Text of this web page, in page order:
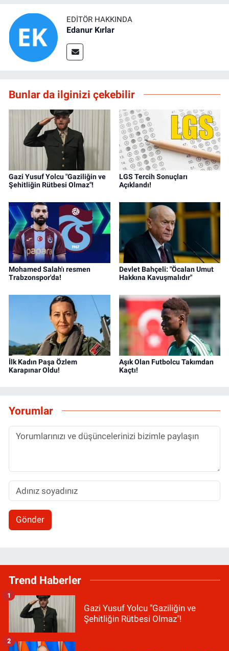
EDITÖR HAKKINDA
Edanur Kırlar
Bunlar da ilginizi çekebilir
Gazi Yusuf Yolcu "Gaziliğin ve
Şehitliğin Rütbesi Olmaz"!
LGS Tercih Sonuçları
Açıklandı!
Mohamed Salah'ı resmen
Trabzonspor'da!
Devlet Bahçeli: "Öcalan Umut
Hakkına Kavuşmalıdır"
İlk Kadın Paşa Özlem
Karapınar Oldu!
Aşık Olan Futbolcu Takımdan
Kaçtı!
Yorumlar
Gönder
Trend Haberler
Gazi Yusuf Yolcu "Gaziliğin ve
Şehitliğin Rütbesi Olmaz"!
1
2